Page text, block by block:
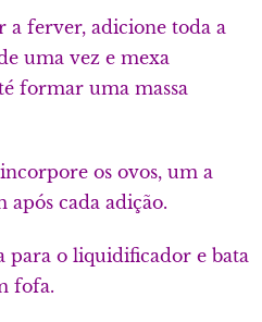
a ferver, adicione toda a
uma vez e mexa
formar uma massa
os ovos, um a
após cada adição.
para o liquidificador e bata
fofa.